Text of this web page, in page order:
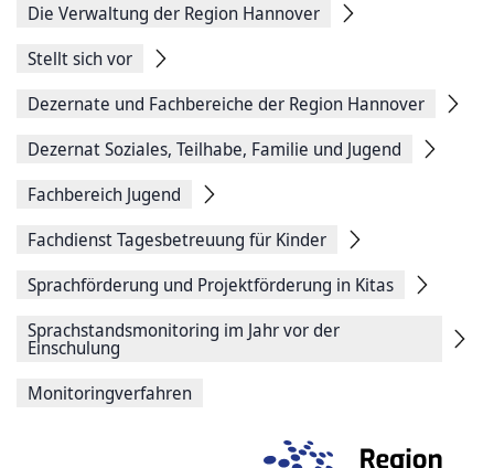
Seite
Die Verwaltung der Region Hannover
Stellt sich vor
Dezernate und Fachbereiche der Region Hannover
Dezernat Soziales, Teilhabe, Familie und Jugend
Fachbereich Jugend
Fachdienst Tagesbetreuung für Kinder
Sprachförderung und Projektförderung in Kitas
Sprachstandsmonitoring im Jahr vor der
Einschulung
Monitoringverfahren